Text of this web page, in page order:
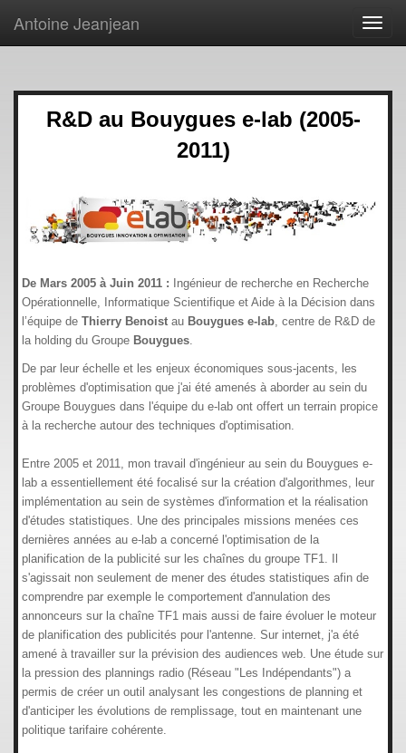
Antoine Jeanjean
R&D au Bouygues e-lab (2005-
2011)
De Mars 2005 à Juin 2011 : Ingénieur de recherche en Recherche
Opérationnelle, Informatique Scientifique et Aide à la Décision dans
l’équipe de Thierry Benoist au Bouygues e-lab , centre de R&D de
la holding du Groupe Bouygues
De par leur échelle et les enjeux économiques sous-jacents, les
problèmes d'optimisation que j'ai été amenés à aborder au sein du
Groupe Bouygues dans l'équipe du e-lab ont offert un terrain propice
à la recherche autour des techniques d'optimisation.
Entre 2005 et 2011, mon travail d'ingénieur au sein du Bouygues e-
lab a essentiellement été focalisé sur la création d'algorithmes, leur
implémentation au sein de systèmes d'information et la réalisation
d'études statistiques. Une des principales missions menées ces
dernières années au e-lab a concerné l'optimisation de la
planification de la publicité sur les chaînes du groupe TF1. Il
s'agissait non seulement de mener des études statistiques afin de
comprendre par exemple le comportement d'annulation des
annonceurs sur la chaîne TF1 mais aussi de faire évoluer le moteur
de planification des publicités pour l'antenne. Sur internet, j'a été
amené à travailler sur la prévision des audiences web. Une étude sur
la pression des plannings radio (Réseau "Les Indépendants") a
permis de créer un outil analysant les congestions de planning et
d'anticiper les évolutions de remplissage, tout en maintenant une
politique tarifaire cohérente.